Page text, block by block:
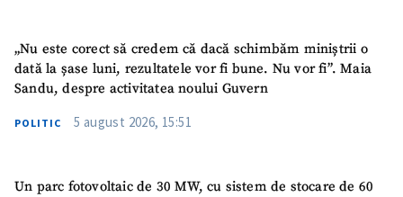
„Nu este corect să credem că dacă schimbăm miniștrii o
dată la șase luni, rezultatele vor fi bune. Nu vor fi”. Maia
Sandu, despre activitatea noului Guvern
POLITIC 5 august 2026, 15:51
Un parc fotovoltaic de 30 MW, cu sistem de stocare de 60